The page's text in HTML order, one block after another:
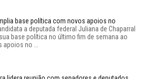
base política com novos apoios no
a deputada federal Juliana de Chaparral
base política no último fim de semana ao
no ...